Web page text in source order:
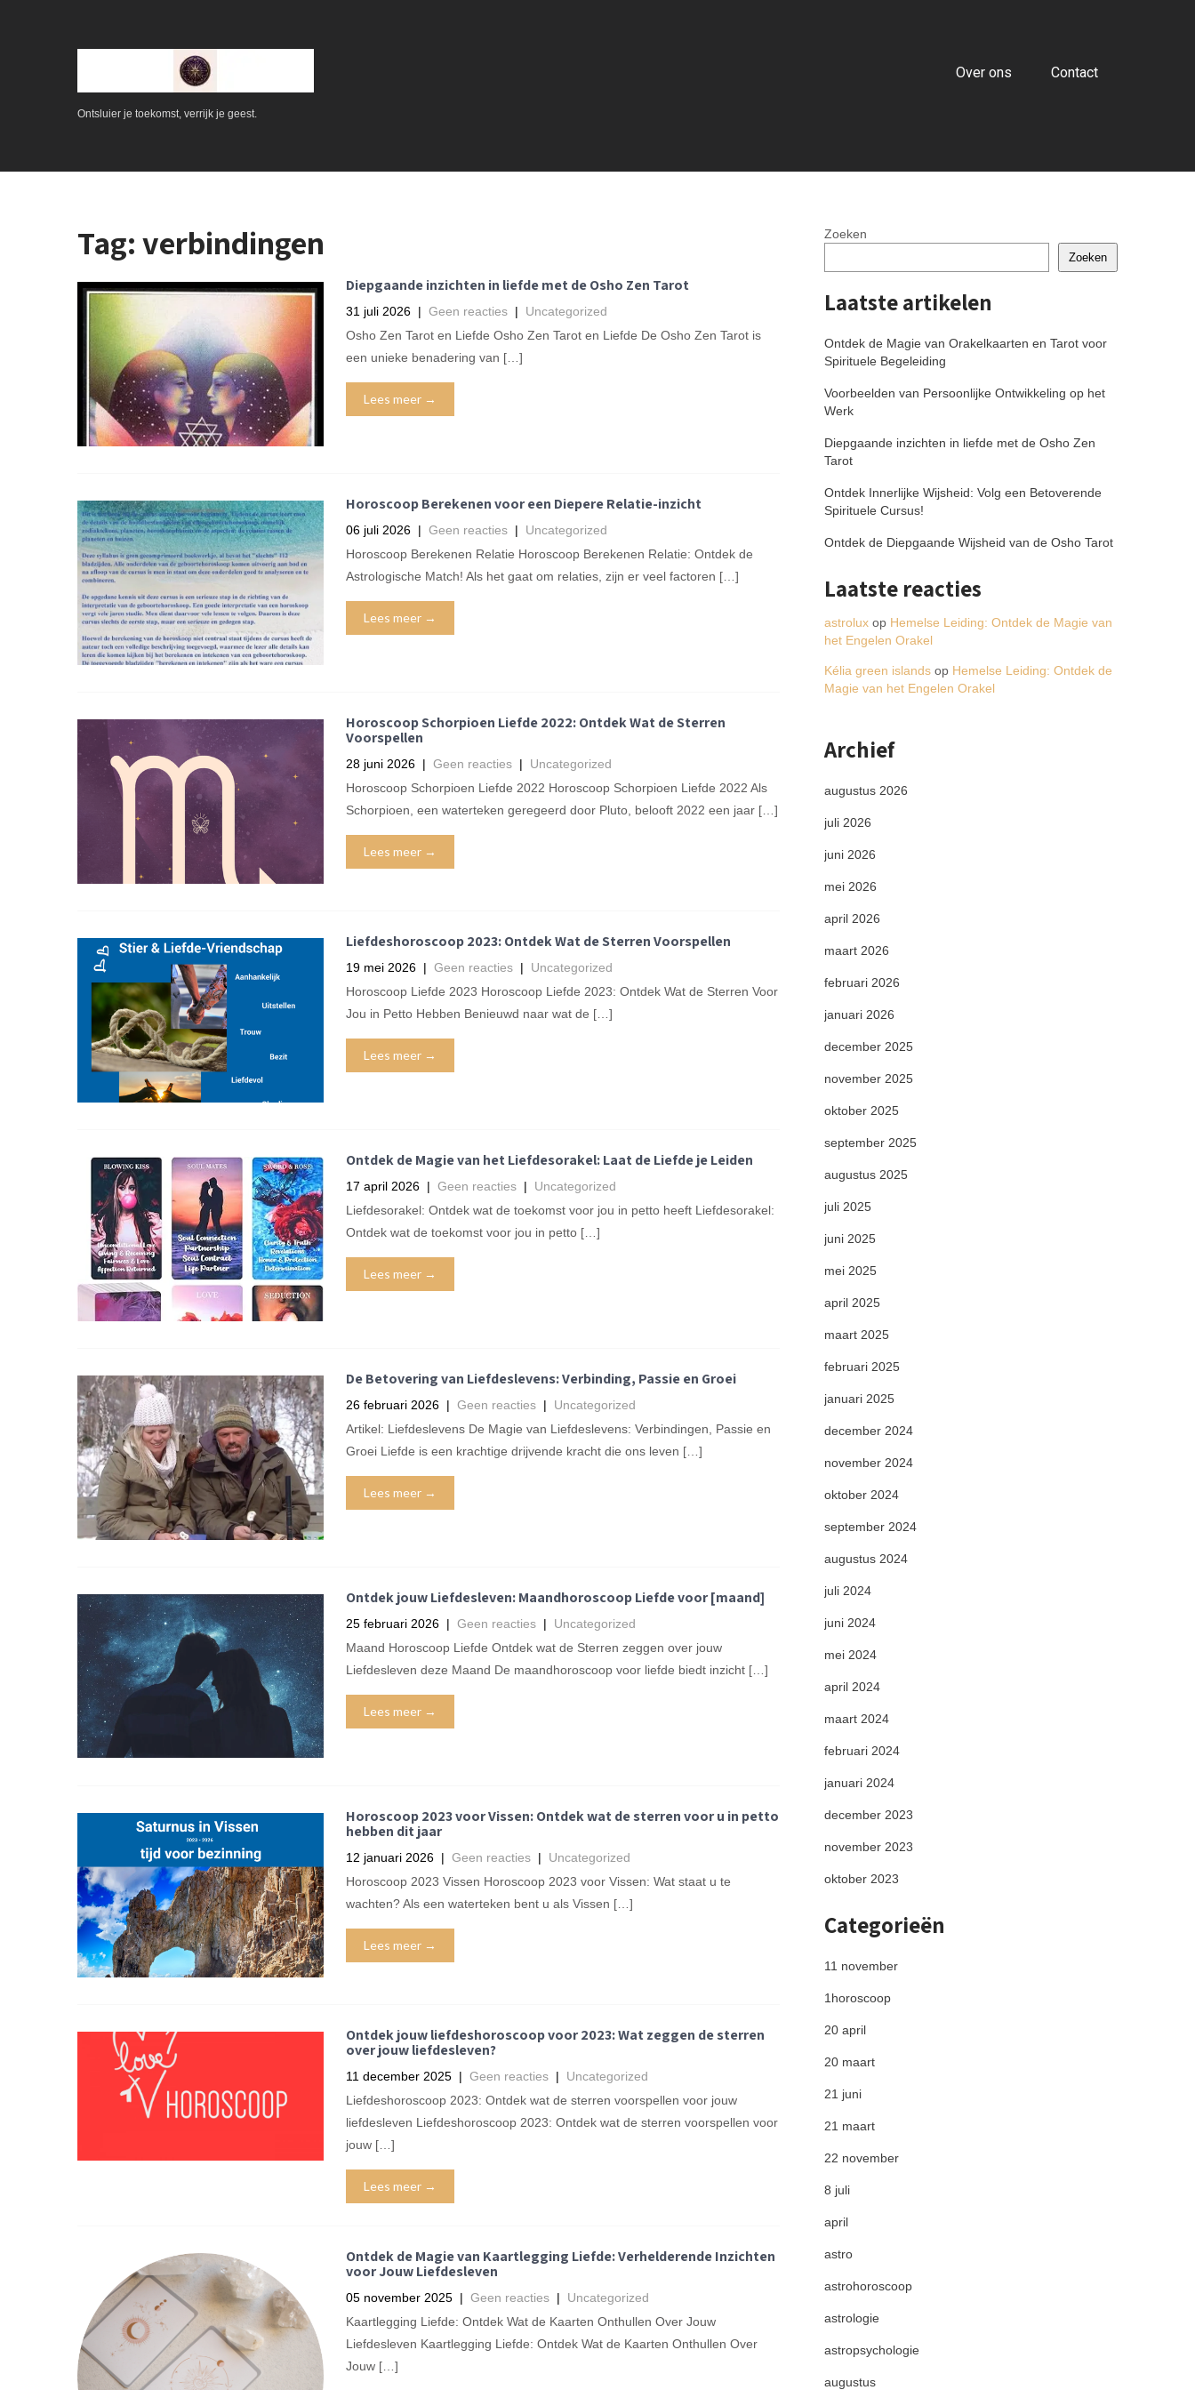
Ontsluier je toekomst, verrijk je geest.
Over ons Contact
Tag:verbindingen
Diepgaande inzichten in liefde met de Osho Zen Tarot
31 juli 2026 | Geen reacties | Uncategorized
Osho Zen Tarot en Liefde Osho Zen Tarot en Liefde De Osho Zen Tarot is
een unieke benadering van […]
Lees meer →
Horoscoop Berekenen voor een Diepere Relatie-inzicht
06 juli 2026 | Geen reacties | Uncategorized
Horoscoop Berekenen Relatie Horoscoop Berekenen Relatie: Ontdek de
Astrologische Match! Als het gaat om relaties, zijn er veel factoren […]
Lees meer →
Horoscoop Schorpioen Liefde 2022: Ontdek Wat de Sterren
Voorspellen
28 juni 2026 | Geen reacties | Uncategorized
Horoscoop Schorpioen Liefde 2022 Horoscoop Schorpioen Liefde 2022 Als
Schorpioen, een waterteken geregeerd door Pluto, belooft 2022 een jaar […]
Lees meer →
Liefdeshoroscoop 2023: Ontdek Wat de Sterren Voorspellen
19 mei 2026 | Geen reacties | Uncategorized
Horoscoop Liefde 2023 Horoscoop Liefde 2023: Ontdek Wat de Sterren Voor
Jou in Petto Hebben Benieuwd naar wat de […]
Lees meer →
Ontdek de Magie van het Liefdesorakel: Laat de Liefde je Leiden
17 april 2026 | Geen reacties | Uncategorized
Liefdesorakel: Ontdek wat de toekomst voor jou in petto heeft Liefdesorakel:
Ontdek wat de toekomst voor jou in petto […]
Lees meer →
De Betovering van Liefdeslevens: Verbinding, Passie en Groei
26 februari 2026 | Geen reacties | Uncategorized
Artikel: Liefdeslevens De Magie van Liefdeslevens: Verbindingen, Passie en
Groei Liefde is een krachtige drijvende kracht die ons leven […]
Lees meer →
Ontdek jouw Liefdesleven: Maandhoroscoop Liefde voor [maand]
25 februari 2026 | Geen reacties | Uncategorized
Maand Horoscoop Liefde Ontdek wat de Sterren zeggen over jouw
Liefdesleven deze Maand De maandhoroscoop voor liefde biedt inzicht […]
Lees meer →
Horoscoop 2023 voor Vissen: Ontdek wat de sterren voor u in petto
hebben dit jaar
12 januari 2026 | Geen reacties | Uncategorized
Horoscoop 2023 Vissen Horoscoop 2023 voor Vissen: Wat staat u te
wachten? Als een waterteken bent u als Vissen […]
Lees meer →
Ontdek jouw liefdeshoroscoop voor 2023: Wat zeggen de sterren
over jouw liefdesleven?
11 december 2025 | Geen reacties | Uncategorized
Liefdeshoroscoop 2023: Ontdek wat de sterren voorspellen voor jouw
liefdesleven Liefdeshoroscoop 2023: Ontdek wat de sterren voorspellen voor
jouw […]
Lees meer →
Ontdek de Magie van Kaartlegging Liefde: Verhelderende Inzichten
voor Jouw Liefdesleven
05 november 2025 | Geen reacties | Uncategorized
Kaartlegging Liefde: Ontdek Wat de Kaarten Onthullen Over Jouw
Liefdesleven Kaartlegging Liefde: Ontdek Wat de Kaarten Onthullen Over
Jouw […]
Zoeken
Zoeken
Laatste artikelen
Ontdek de Magie van Orakelkaarten en Tarot voor
Spirituele Begeleiding
Voorbeelden van Persoonlijke Ontwikkeling op het
Werk
Diepgaande inzichten in liefde met de Osho Zen
Tarot
Ontdek Innerlijke Wijsheid: Volg een Betoverende
Spirituele Cursus!
Ontdek de Diepgaande Wijsheid van de Osho Tarot
Laatste reacties
astrolux op Hemelse Leiding: Ontdek de Magie van
het Engelen Orakel
Kélia green islands op Hemelse Leiding: Ontdek de
Magie van het Engelen Orakel
Archief
augustus 2026
juli 2026
juni 2026
mei 2026
april 2026
maart 2026
februari 2026
januari 2026
december 2025
november 2025
oktober 2025
september 2025
augustus 2025
juli 2025
juni 2025
mei 2025
april 2025
maart 2025
februari 2025
januari 2025
december 2024
november 2024
oktober 2024
september 2024
augustus 2024
juli 2024
juni 2024
mei 2024
april 2024
maart 2024
februari 2024
januari 2024
december 2023
november 2023
oktober 2023
Categorieën
11 november
1horoscoop
20 april
20 maart
21 juni
21 maart
22 november
8 juli
april
astro
astrohoroscoop
astrologie
astropsychologie
augustus